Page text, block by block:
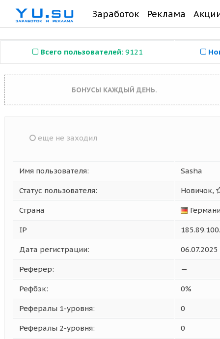
Заработок Реклама
Всего пользователей: 9121
БОНУСЫ КАЖДЫЙ ДЕНЬ.
еще не заходил
Имя пользователя: Sasha
Статус пользователя: Новичок,
Страна
IP
Дата регистрации: 06.07.2025
Реферер: —
Рефбэк: 0%
Рефералы 1-уровня: 0
Рефералы 2-уровня: 0